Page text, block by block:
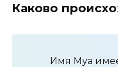
Каково
Имя Муа